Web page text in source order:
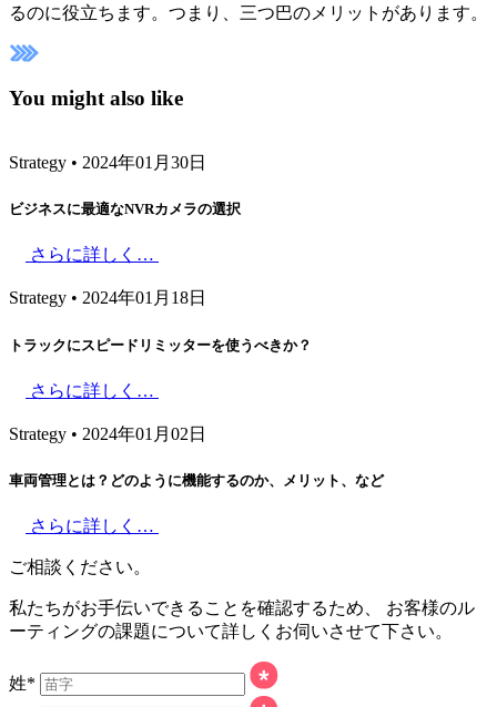
るのに役立ちます。つ まり、三つ巴のメリットがあります。
You might also like
Strategy • 2024年01月30日
ビジネスに最適なNVRカメラの選択
さらに詳しく…
Strategy • 2024年01月18日
トラックにスピードリミッターを使うべきか？
さらに詳しく…
Strategy • 2024年01月02日
車両管理とは？どのように機能するのか、メリット、など
さらに詳しく…
ご相談ください。
私たちがお手伝いできることを確認するため、 お客様のル
ーティングの課題について詳しくお伺いさせて下さい。
姓*